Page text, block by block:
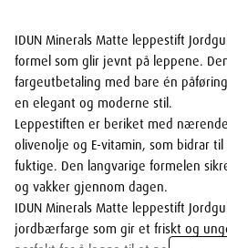
IDUN Minerals Matte leppestift
formel som glir jevnt på leppene.
fargeutbetaling med bare én
en elegant og moderne stil.
Leppestiften er beriket med
olivenolje og E-vitamin, som bidrar
fuktige. Den langvarige formelen
og vakker gjennom dagen.
IDUN Minerals Matte leppestift
jordbærfarge som gir et friskt og